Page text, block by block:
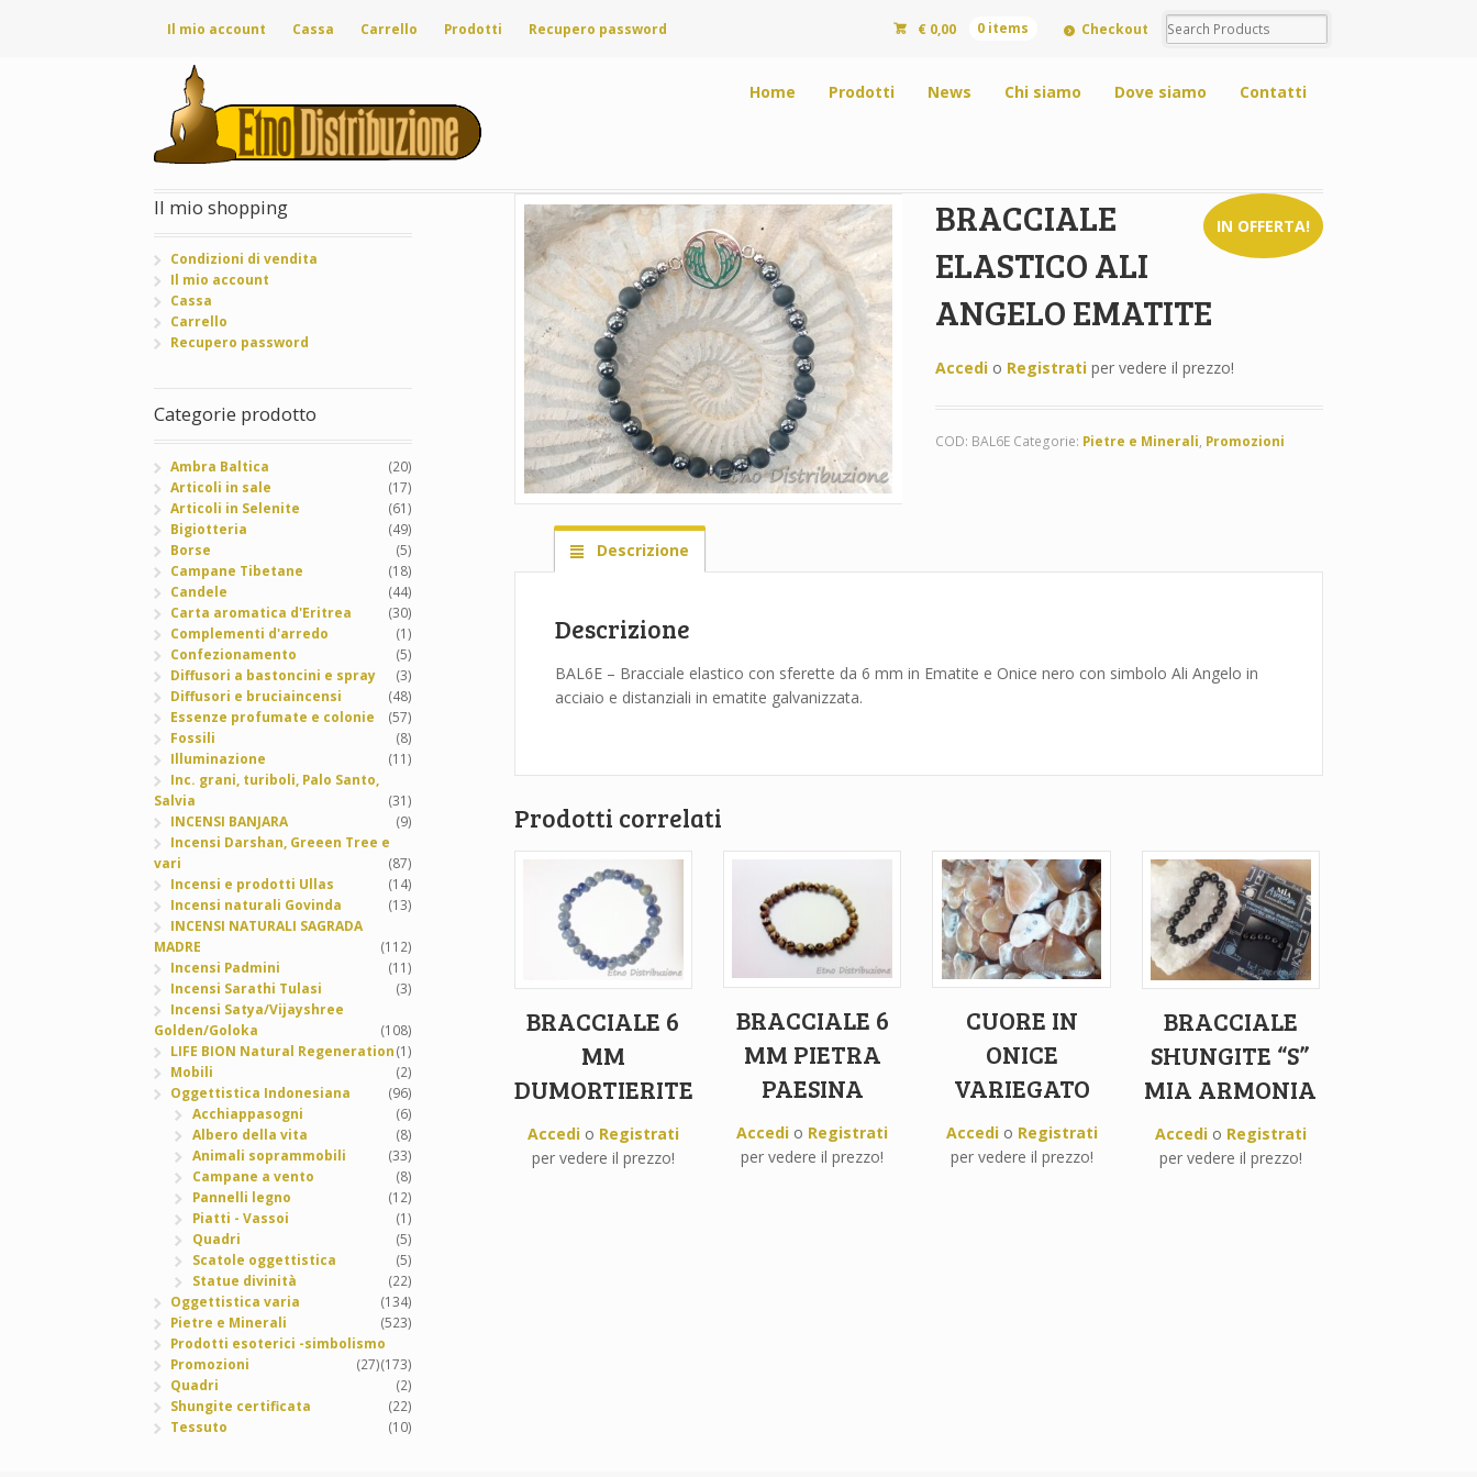
Il mio account Cassa Carrello Prodotti Recupero password € 0,00 0 items Checkout
Home Prodotti News Chi siamo Dove siamo Contatti
IN OFFERTA!
BRACCIALE
ELASTICO ALI
ANGELO EMATITE
Accedio Registratiper vedere il prezzo!
COD: BAL6E Categorie: Pietre e Minerali, Promozioni
Descrizione
Descrizione
BAL6E – Bracciale elastico con sferette da 6 mm in Ematite e Onice nero con simbolo Ali Angelo in
acciaio e distanziali in ematite galvanizzata.
Prodotti correlati
BRACCIALE 6
MM
DUMORTIERITE
Accedio Registrati
per vedere il prezzo!
BRACCIALE 6
MM PIETRA
PAESINA
Accedi o Registrati
per vedere il prezzo!
CUORE IN
ONICE
VARIEGATO
Accedio Registrati
per vedere il prezzo!
BRACCIALE
SHUNGITE “S”
MIA ARMONIA
Accedio Registrati
per vedere il prezzo!
Il mio shopping
Condizioni di vendita
Il mio account
Cassa
Carrello
Recupero password
Categorie prodotto
Ambra Baltica
(20)
Articoli in sale
(17)
Articoli in Selenite
(61)
Bigiotteria
(49)
Borse
(5)
Campane Tibetane
(18)
Candele
(44)
Carta aromatica d'Eritrea
(30)
Complementi d'arredo
(1)
Confezionamento
(5)
Diffusori a bastoncini e spray
(3)
Diffusori e bruciaincensi
(48)
Essenze profumate e colonie
(57)
Fossili
(8)
Illuminazione
(11)
Inc. grani, turiboli, Palo Santo,
Salvia
(31)
INCENSI BANJARA
(9)
Incensi Darshan, Greeen Tree e
vari
(87)
Incensi e prodotti Ullas
(14)
Incensi naturali Govinda
(13)
INCENSI NATURALI SAGRADA
MADRE
(112)
Incensi Padmini
(11)
Incensi Sarathi Tulasi
(3)
Incensi Satya/Vijayshree
Golden/Goloka
(108)
LIFE BION Natural Regeneration(1)
Mobili
(2)
Oggettistica Indonesiana
(96)
Acchiappasogni
(6)
Albero della vita
(8)
Animali soprammobili
(33)
Campane a vento
(8)
Pannelli legno
(12)
Piatti - Vassoi
(1)
Quadri
(5)
Scatole oggettistica
(5)
Statue divinità
(22)
Oggettistica varia
(134)
Pietre e Minerali
(523)
Prodotti esoterici -simbolismo
(173)
Promozioni
(27)
Quadri
(2)
Shungite certificata
(22)
Tessuto
(10)